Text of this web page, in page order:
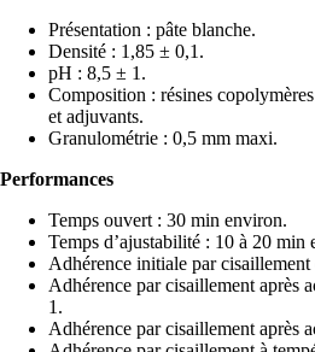
Présentation : pâte blanche.
Densité : 1,85 ± 0,1.
pH : 8,5 ± 1.
Composition : résines
et adjuvants.
Granulométrie : 0,5 mm maxi.
Performances
Temps ouvert : 30 min environ.
Temps d’ajustabilité : 10 à 20 min
Adhérence initiale par
Adhérence par cisaillement après
1.
Adhérence par cisaillement après